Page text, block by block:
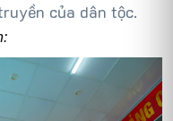
của dân tộc.